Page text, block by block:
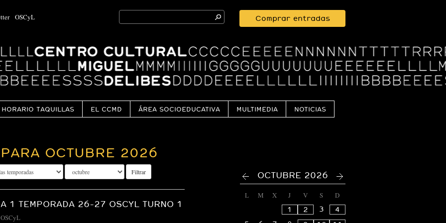
OSCyL
Search
for:
Comprar entradas
HORARIO TAQUILLAS EL CCMD ÁREA SOCIOEDUCATIVA MULTIMEDIA NOTICIAS
OCTUBRE 2026
Filtrar
1 TEMPORADA 26-27 OSCYL TURNO 1
OSCyL
>
OCTUBRE 2026
L M X J V S
D
1
2 3
4